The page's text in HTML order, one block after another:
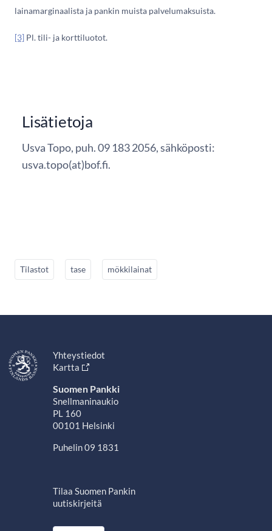
lainamarginaalista ja pankin muista palvelumaksuista.
[3] Pl. tili- ja korttiluotot.
Lisätietoja
Usva Topo, puh. 09 183 2056, sähköposti:
usva.topo(at)bof.fi.
Tilastot tase mökkilainat
Yhteystiedot
Kartta
Suomen Pankki
Snellmaninaukio
PL 160
00101 Helsinki
Puhelin 09 1831
Tilaa Suomen Pankin
uutiskirjeitä